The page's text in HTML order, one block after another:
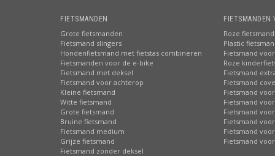
FIETSMANDEN
Grote fietsmanden
Fietsmand slingers
Hondenfietsmand met fietstas combineren
Fietsmanden voor de e-bike
Fietsmand met deksel
Fietsmand voor achterop
Kleine fietsmand
Witte fietsmand
Grote fietsmand
Bruine fietsmand
Fietsmand medium
Grijze fietsmand
Fietsmand zonder deksel
FIETSMANDEN
Roze fietsmand
Plastic
Fietsmand
Roze
Fietsmand
Fietsmand
Fietsmand
Fietsmand
Fietsmand
Fietsmand
Fietsmand
Fietsmand